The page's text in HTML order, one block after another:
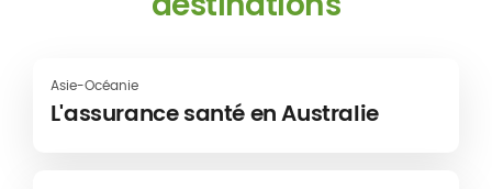
Asie-Océanie
L'assurance santé en Australie